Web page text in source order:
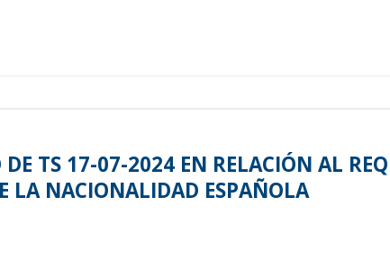
TS 17-07-2024 EN RELACIÓN AL
LA NACIONALIDAD ESPAÑOLA